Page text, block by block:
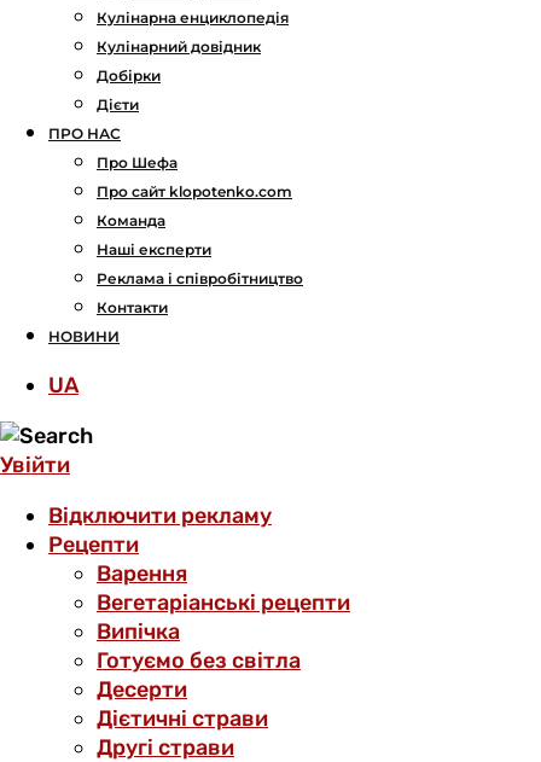
Кулінарна енциклопедія
Кулінарний довідник
Добірки
Дієти
ПРО НАС
Про Шефа
Про сайт klopotenko.com
Команда
Наші експерти
Реклама і співробітництво
Контакти
НОВИНИ
UA
Увійти
Відключити рекламу
Рецепти
Варення
Вегетаріанські рецепти
Випічка
Готуємо без світла
Десерти
Дієтичні страви
Другі страви